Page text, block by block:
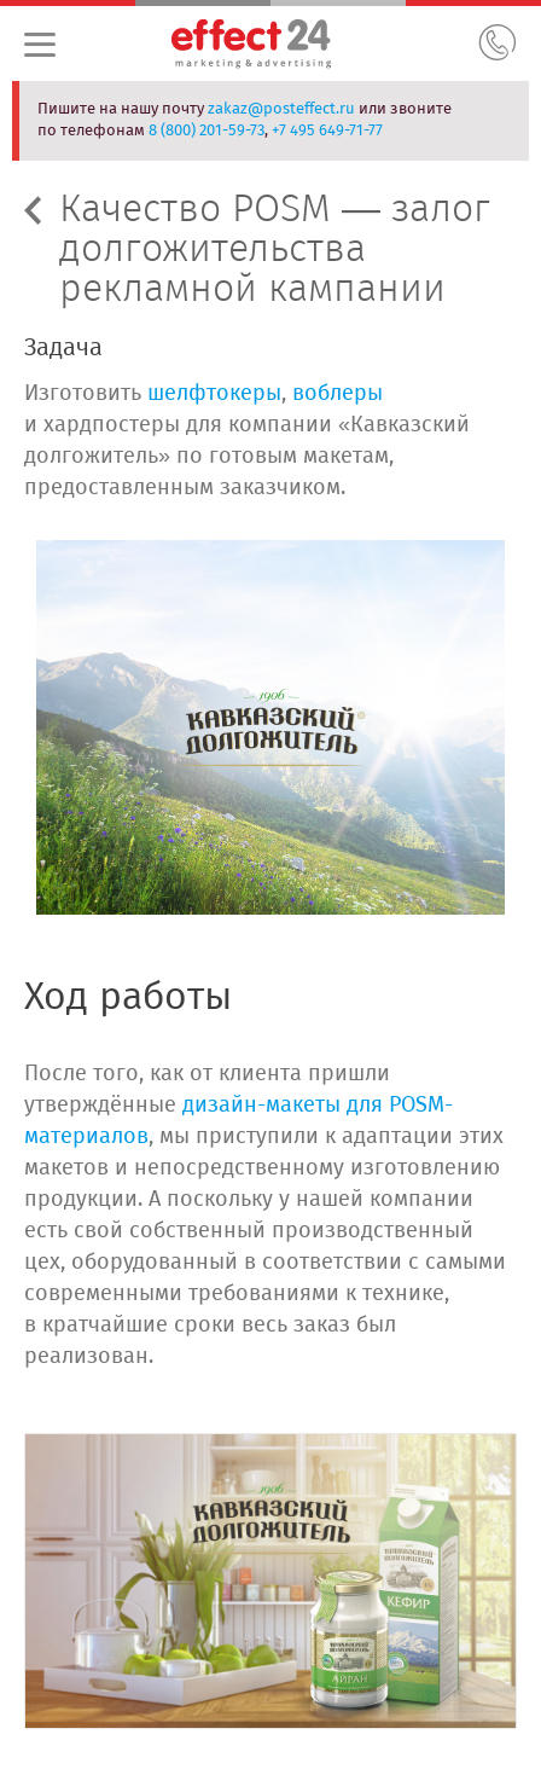
Пишите на нашу почтуzakaz@posteffect.ru или звоните
по телефонам8 (800) 201-59-73,+7 495 649-71-77
Качество POSM — залог
долгожительства
рекламной кампании
Задача
Изготовить шелфтокеры, воблеры
и хардпостеры для компании «Кавказский
долгожитель» по готовым макетам,
предоставленным заказчиком.
Ход работы
После того, как от клиента пришли
утверждённые дизайн-макеты для POSM-
материалов, мы приступили к адаптации этих
макетов и непосредственному изготовлению
продукции. А поскольку у нашей компании
есть свой собственный производственный
цех, оборудованный в соответствии с самыми
современными требованиями к технике,
в кратчайшие сроки весь заказ был
реализован.